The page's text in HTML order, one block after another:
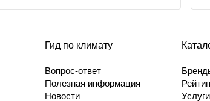
Гид по климату
Вопрос-ответ
Полезная информация
Новости
Услуги